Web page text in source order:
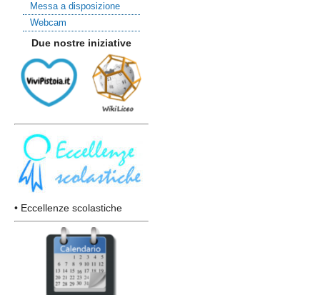
Messa a disposizione
Webcam
Due nostre iniziative
• Eccellenze scolastiche